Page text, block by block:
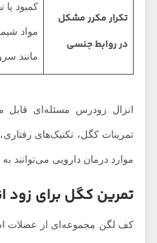
تکرار مکرر مشکل
در روابط جنسی
کمبود یا نقص
مواد شیمیایی
مانند
انزال زودرس مسئله‌ای قابل
تمرینات کگل، تکنیک‌های رفتاری،
موارد درمان دارویی می‌توانند به
تمرین کگل برای زود
کف لگن مجموعه‌ای از عضلات است